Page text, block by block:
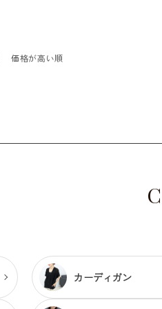
価格が高い順
カーディガン